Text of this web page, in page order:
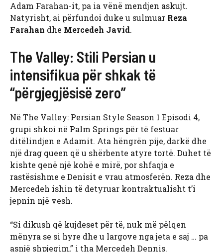
Adam Farahan-it, pa ia vënë mendjen askujt.
Natyrisht, ai përfundoi duke u sulmuar Reza
Farahan dhe Mercedeh Javid.
The Valley: Stili Persian u
intensifikua për shkak të
“përgjegjësisë zero”
Në The Valley: Persian Style Season 1 Episodi 4,
grupi shkoi në Palm Springs për të festuar
ditëlindjen e Adamit. Ata hëngrën pije, darkë dhe
një drag queen që u shërbente atyre tortë. Duhet të
kishte qenë një kohë e mirë, por shfaqja e
rastësishme e Denisit e vrau atmosferën. Reza dhe
Mercedeh ishin të detyruar kontraktualisht t’i
jepnin një vesh.
“Si dikush që kujdeset për të, nuk më pëlqen
mënyra se si hyre dhe u largove nga jeta e saj … pa
asnjë shpjegim,” i tha Mercedeh Dennis.